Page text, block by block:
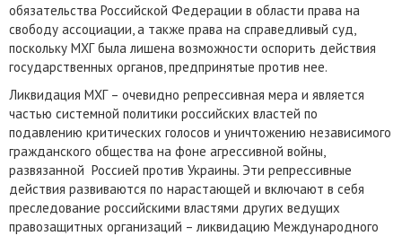
обязательства Российской Федерации в области права на
свободу ассоциации, а также права на справедливый суд,
поскольку МХГ была лишена возможности оспорить действия
государственных органов, предпринятые против нее.
Ликвидация МХГ – очевидно репрессивная мера и является
частью системной политики российских властей по
подавлению критических голосов и уничтожению независимого
гражданского общества на фоне агрессивной войны,
развязанной Россией против Украины. Эти репрессивные
действия развиваются по нарастающей и включают в себя
преследование российскими властями других ведущих
правозащитных организаций – ликвидацию Международного